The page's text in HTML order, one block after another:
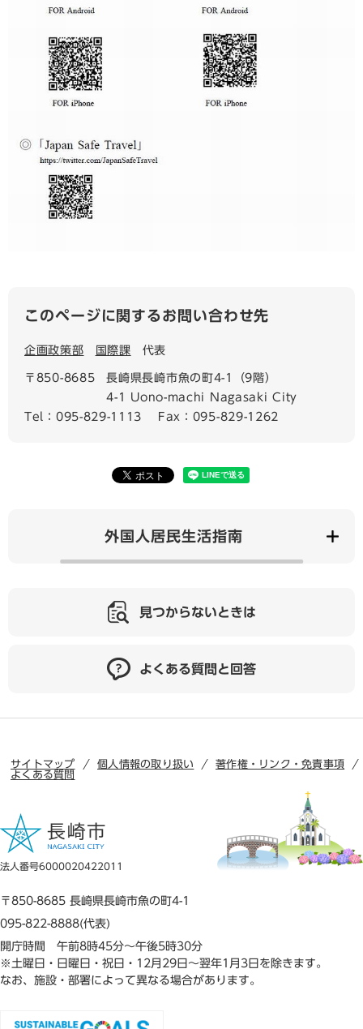
このページに関するお問い合わせ先
企画政策部 国際課 代表
〒850-8685
長崎県長崎市魚の町4-1（9階）
4-1 Uono-machi Nagasaki City
Tel：095-829-1113
Fax：095-829-1262
外国人居民生活指南
見つからないときは
よくある質問と回答
サイトマップ 個人情報の取り扱い
著作権・リンク・免責事項
よくある質問
法人番号6000020422011
〒850-8685 長崎県長崎市魚の町4-1
095-822-8888(代表)
開庁時間 午前8時45分～午後5時30分
※土曜日・日曜日・祝日・12月29日～翌年1月3日を除きます。
なお、施設・部署によって異なる場合があります。